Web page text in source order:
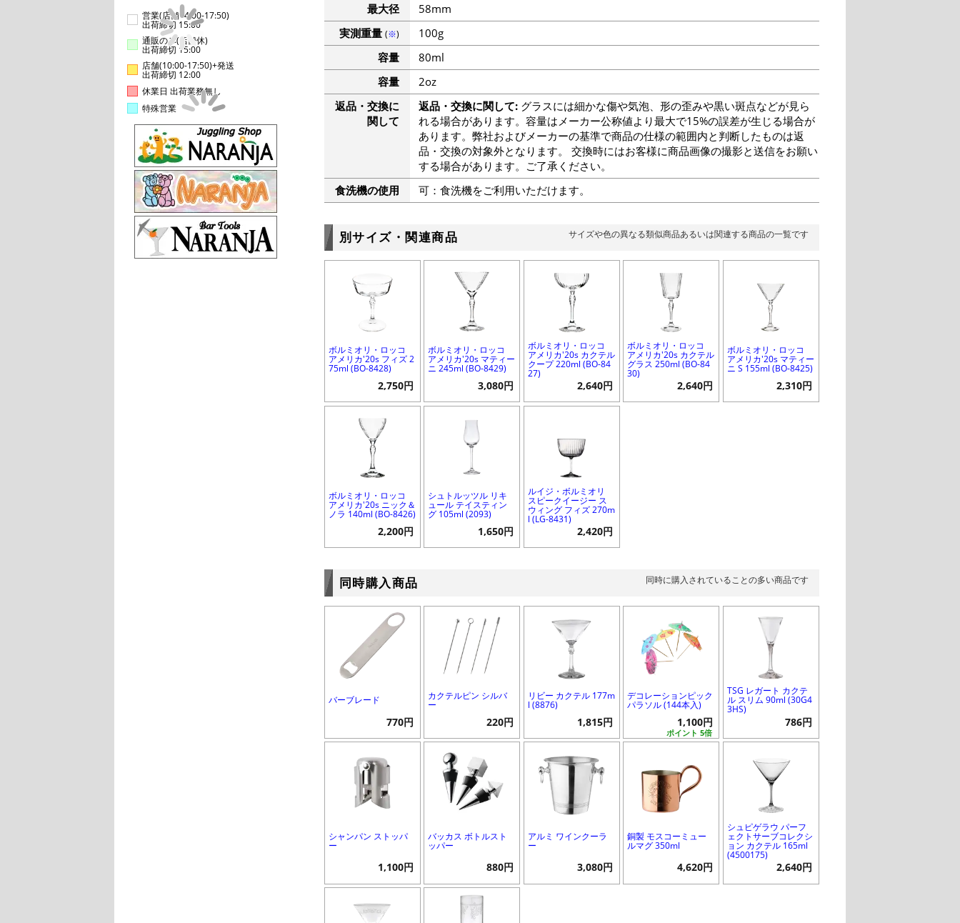
営業(店舗14:00-17:50)
出荷締切 15:00
通販のみ(店舗休)
出荷締切 15:00
店舗(10:00-17:50)+発送
出荷締切 12:00
休業日 出荷業務無し
特殊営業
最大径
58mm
実測重量 (※)
100g
容量
80ml
容量
2oz
返品・交換に
関して
返品・交換に関して:グラスには細かな傷や気泡、形の歪みや黒い斑点などが見ら
れる場合があります。容量はメーカー公称値より最大で15%の誤差が生じる場合が
あります。弊社およびメーカーの基準で商品の仕様の範囲内と判断したものは返
品・交換の対象外となります。 交換時にはお客様に商品画像の撮影と送信をお願い
する場合があります。ご了承ください。
食洗機の使用
可：食洗機をご利用いただけます。
別サイズ・関連商品 サイズや色の異なる類似商品あるいは関連する商品の一覧です
ボルミオリ・ロッコ
アメリカ'20s フィズ 2
75ml (BO-8428)
2,750円
ボルミオリ・ロッコ
アメリカ'20s マティー
ニ 245ml (BO-8429)
3,080円
ボルミオリ・ロッコ
アメリカ'20s カクテル
クープ 220ml (BO-84
27)
2,640円
ボルミオリ・ロッコ
アメリカ'20s カクテル
グラス 250ml (BO-84
30)
2,640円
ボルミオリ・ロッコ
アメリカ'20s マティー
ニ S 155ml (BO-8425)
2,310円
ボルミオリ・ロッコ
アメリカ'20s ニック＆
ノラ 140ml (BO-8426)
2,200円
シュトルッツル リキ
ュール テイスティン
グ 105ml (2093)
1,650円
ルイジ・ボルミオリ
スピークイージー ス
ウィング フィズ 270m
l (LG-8431)
2,420円
同時購入商品 同時に購入されていることの多い商品です
バーブレード
770円
カクテルピン シルバ
ー
220円
リビー カクテル 177m
l (8876)
1,815円
デコレーションピック
パラソル (144本入)
ポイント 5倍
1,100円
TSG レガート カクテ
ル スリム 90ml (30G4
3HS)
786円
シャンパン ストッパ
ー
1,100円
バッカス ボトルスト
ッパー
880円
アルミ ワインクーラ
ー
3,080円
銅製 モスコーミュー
ルマグ 350ml
4,620円
シュピゲラウ パーフ
ェクトサーブコレクシ
ョン カクテル 165ml
(4500175)
2,640円